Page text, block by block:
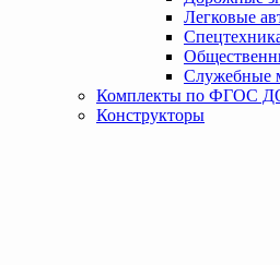
Легковые
Служебные
Комплекты по ФГОС
Конструкторы